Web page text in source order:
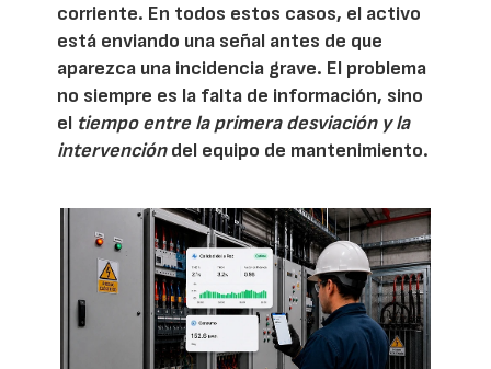
corriente. En todos estos casos, el activo
está enviando una señal antes de que
aparezca una incidencia grave. El problema
no siempre es la falta de información, sino
el tiempo entre la primera desviación y la
intervencióndel equipo de mantenimiento.